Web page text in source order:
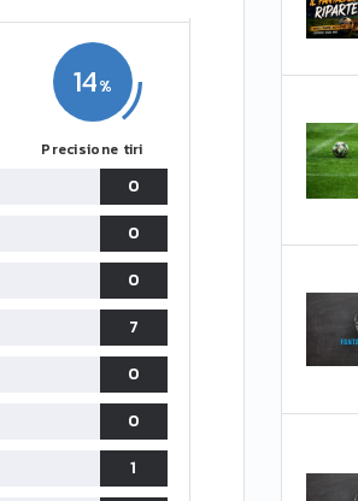
14
Precisione tiri
0
0
0
7
0
0
1